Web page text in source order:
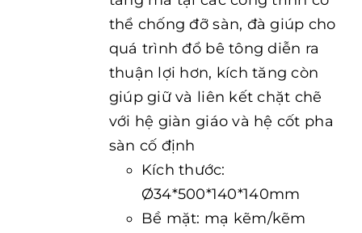
thể chống đỡ sàn, đà giúp cho
quá trình đổ bê tông diễn ra
thuận lợi hơn, kích tăng còn
giúp giữ và liên kết chặt chẽ
với hệ giàn giáo và hệ cốt pha
sàn cố định
Kích thước:
Ø34*500*140*140mm
Bề mặt: mạ kẽm/kẽm